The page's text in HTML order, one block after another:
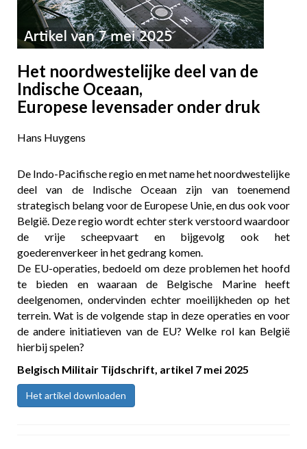
Het noordwestelijke deel van de
Indische Oceaan,
Europese levensader onder druk
Hans Huygens
De Indo-Pacifische regio en met name het noordwestelijke
deel van de Indische Oceaan zijn van toenemend
strategisch belang voor de Europese Unie, en dus ook voor
België. Deze regio wordt echter sterk verstoord waardoor
de vrije scheepvaart en bijgevolg ook het
goederenverkeer in het gedrang komen.
De EU-operaties, bedoeld om deze problemen het hoofd
te bieden en waaraan de Belgische Marine heeft
deelgenomen, ondervinden echter moeilijkheden op het
terrein. Wat is de volgende stap in deze operaties en voor
de andere initiatieven van de EU? Welke rol kan België
hierbij spelen?
Belgisch Militair Tijdschrift, artikel 7 mei 2025
Het artikel downloaden